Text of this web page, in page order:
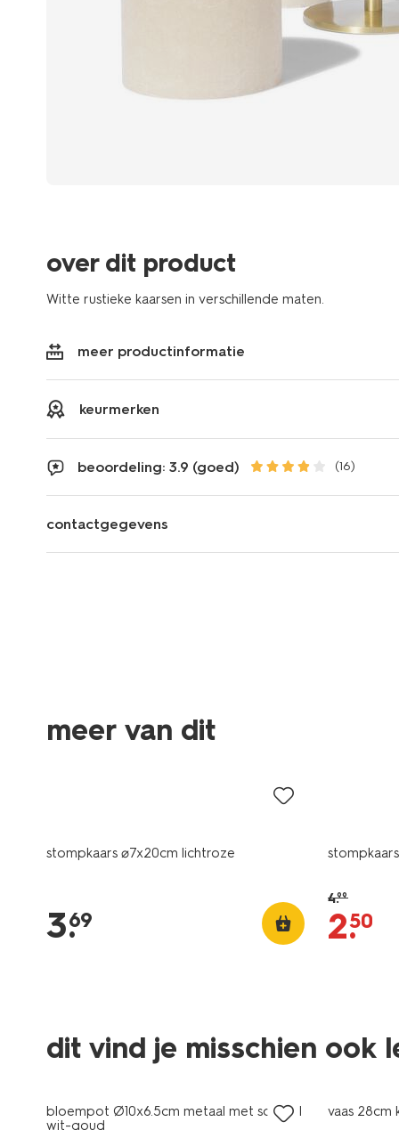
over dit product
Witte rustieke kaarsen in verschillende maten.
meer productinformatie
keurmerken
beoordeling: 3.9 (goed) (16)
contactgegevens
meer van dit
stompkaars ⌀7x20cm lichtroze
3.
69
4.99
2.
50
dit vind je misschien ook
bloempot Ø10x6.5cm metaal met schotel
wit-goud
vaas 28cm